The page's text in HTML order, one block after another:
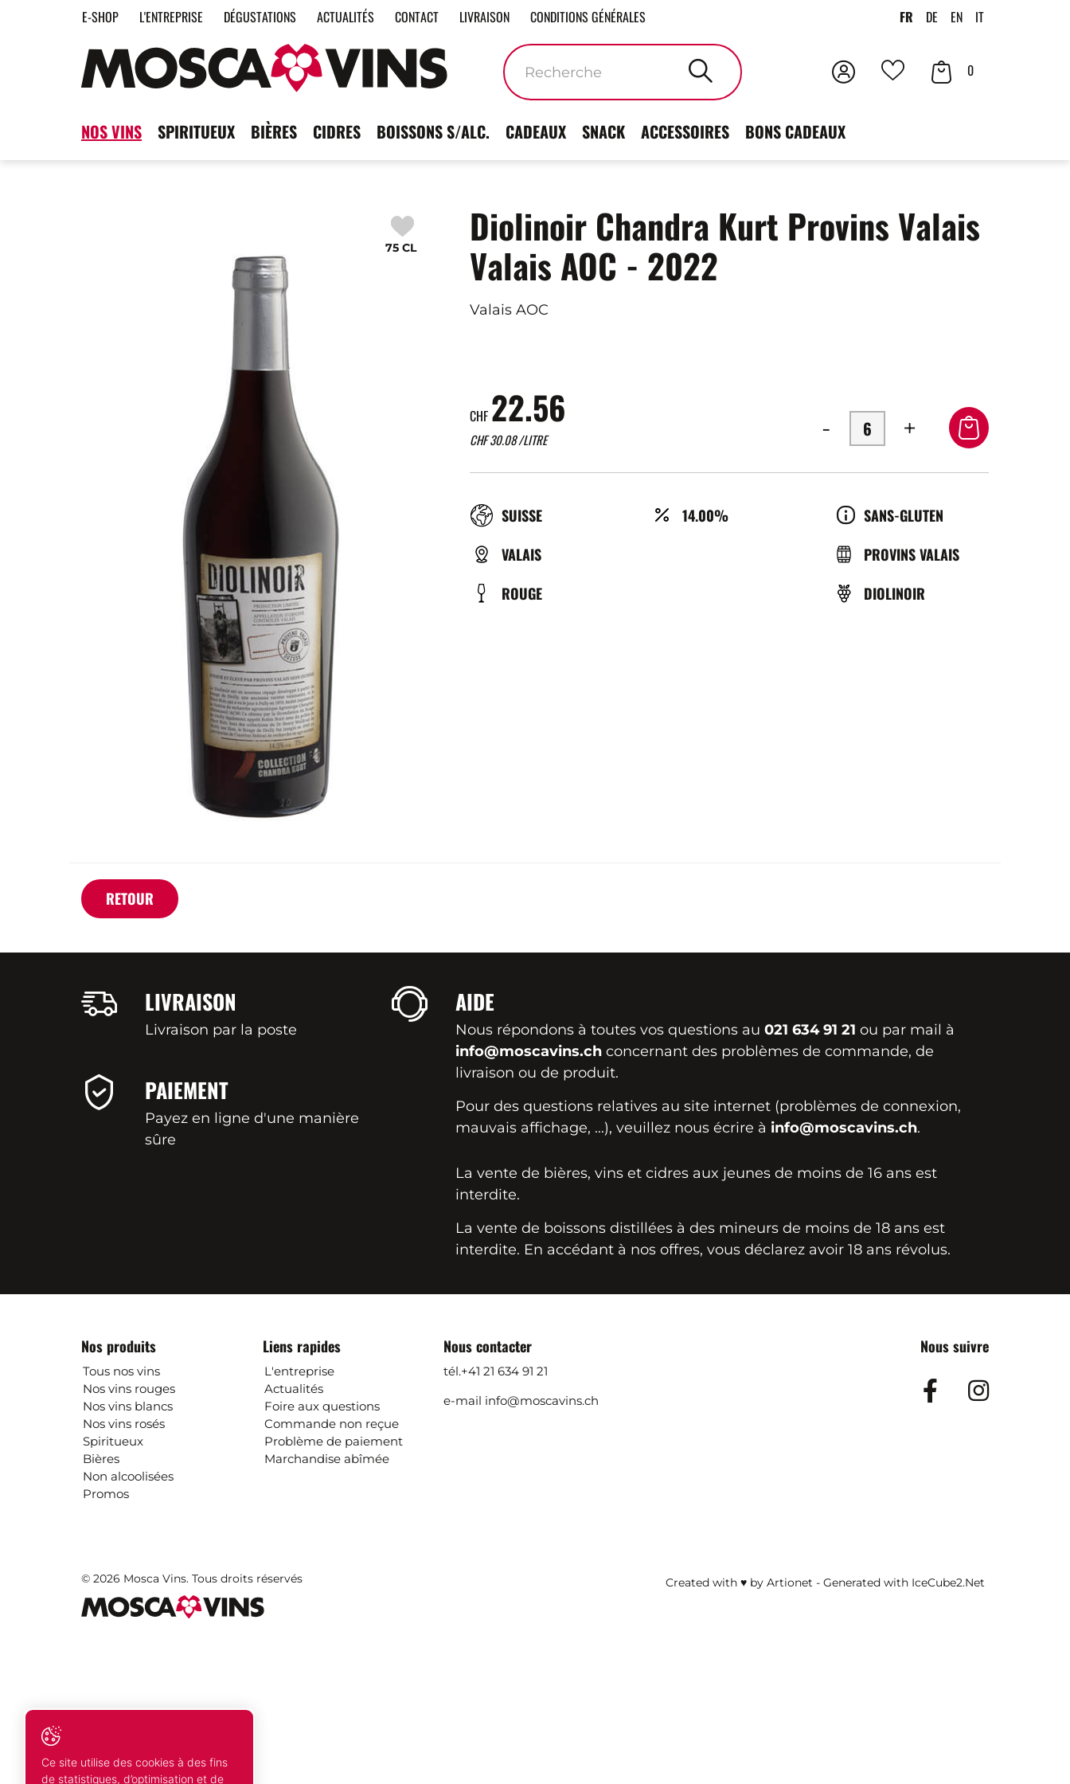
E-SHOP L'ENTREPRISE DÉGUSTATIONS ACTUALITÉS CONTACT LIVRAISON CONDITIONS GÉNÉRALES FR DE EN IT
NOS VINS SPIRITUEUX BIÈRES CIDRES BOISSONS S/ALC. CADEAUX SNACK ACCESSOIRES BONS CADEAUX
Connexion
Votre
0
Mots
clés
Rechercher
75 CL
Diolinoir Chandra Kurt Provins Valais
Valais AOC - 2022
Valais AOC
CHF 22.56
CHF30.08/LITRE - +
RÉGION
SUISSE
TYPE
BIÈRE
VALAIS
COULEUR
ROUGE
ALCOOL
14.00% CULTURE
SANS-GLUTEN
BRASSERIE
PROVINS VALAIS
CÉPAGE(S)
DIOLINOIR
RETOUR
LIVRAISON
Livraison par la poste
PAIEMENT
Payez en ligne d'une manière
sûre
AIDE
Nous répondons à toutes vos questions au 021 634 91 21 ou par mail à
info@moscavins.ch concernant des problèmes de commande, de
livraison ou de produit.
Pour des questions relatives au site internet (problèmes de connexion,
mauvais affichage, ...), veuillez nous écrire à info@moscavins.ch.
La vente de bières, vins et cidres aux jeunes de moins de 16 ans est
interdite.
La vente de boissons distillées à des mineurs de moins de 18 ans est
interdite. En accédant à nos offres, vous déclarez avoir 18 ans révolus.
Nos produits
Tous nos vins
Nos vins rouges
Nos vins blancs
Nos vins rosés
Spiritueux
Bières
Non alcoolisées
Promos
Liens rapides
L'entreprise
Actualités
Foire aux questions
Commande non reçue
Problème de paiement
Marchandise abîmée
Nous contacter
tél.+41 21 634 91 21
e-mail info@moscavins.ch
Nous suivre
Facebook
© 2026 Mosca Vins. Tous droits réservés Created with ♥ by Artionet - Generated with IceCube2.Net
Ce site utilise des cookies à des fins
de statistiques, d’optimisation et de